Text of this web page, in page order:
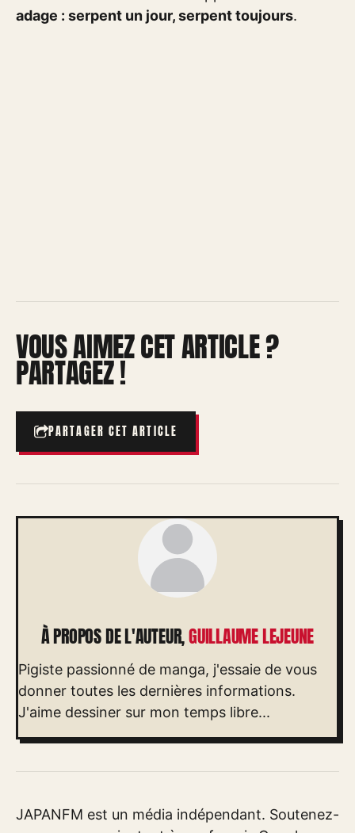
adage : serpent un jour, serpent toujours.
VOUS AIMEZ CET ARTICLE ?
PARTAGEZ !
PARTAGER CET ARTICLE
À PROPOS DE L'AUTEUR,GUILLAUME LEJEUNE
Pigiste passionné de manga, j'essaie de vous
donner toutes les dernières informations.
J'aime dessiner sur mon temps libre...
JAPANFM est un média indépendant. Soutenez-